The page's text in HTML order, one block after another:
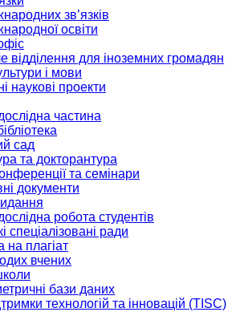
зв’язків
освіти
відділення для іноземних громадян
і мови
наукові проекти
частина
сад
та докторантура
та семінари
документи
робота студентів
спеціалізовані ради
на плагіат
вчених
бази даних
технологій та інновацій (TISC)